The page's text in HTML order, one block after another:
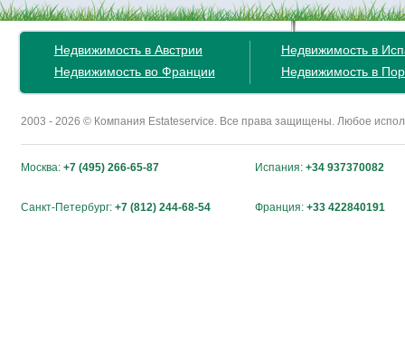
Недвижимость в Австрии
Недвижимость во Франции
Недвижимость в
Недвижимость в
2003 - 2026 © Компания Estateservice. Все права защищены. Любое
Москва: +7 (495) 266-65-87 Испания: +34 937370082
Санкт-Петербург: +7 (812) 244-68-54 Франция: +33 422840191